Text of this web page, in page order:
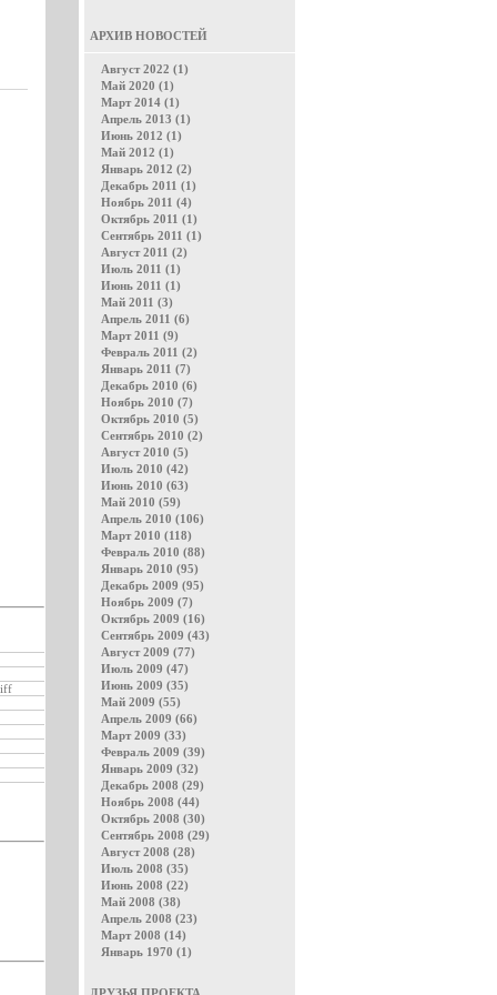
АРХИВ НОВОСТЕЙ
Август 2022 (1)
Май 2020 (1)
Март 2014 (1)
Апрель 2013 (1)
Июнь 2012 (1)
Май 2012 (1)
Январь 2012 (2)
Декабрь 2011 (1)
Ноябрь 2011 (4)
Октябрь 2011 (1)
Сентябрь 2011 (1)
Август 2011 (2)
Июль 2011 (1)
Июнь 2011 (1)
Май 2011 (3)
Апрель 2011 (6)
Март 2011 (9)
Февраль 2011 (2)
Январь 2011 (7)
Декабрь 2010 (6)
Ноябрь 2010 (7)
Октябрь 2010 (5)
Сентябрь 2010 (2)
Август 2010 (5)
Июль 2010 (42)
Июнь 2010 (63)
Май 2010 (59)
Апрель 2010 (106)
Март 2010 (118)
Февраль 2010 (88)
Январь 2010 (95)
Декабрь 2009 (95)
Ноябрь 2009 (7)
Октябрь 2009 (16)
Сентябрь 2009 (43)
Август 2009 (77)
Июль 2009 (47)
Июнь 2009 (35)
Май 2009 (55)
Апрель 2009 (66)
Март 2009 (33)
Февраль 2009 (39)
Январь 2009 (32)
Декабрь 2008 (29)
Ноябрь 2008 (44)
Октябрь 2008 (30)
Сентябрь 2008 (29)
Август 2008 (28)
Июль 2008 (35)
Июнь 2008 (22)
Май 2008 (38)
Апрель 2008 (23)
Март 2008 (14)
Январь 1970 (1)